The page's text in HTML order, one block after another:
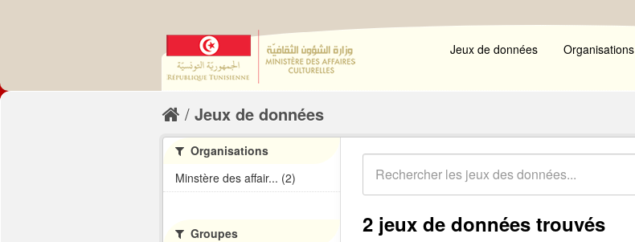
Jeux de données Organisations
Jeux de données
2 jeux de données trouvés
Organisations
Minstère des affair... (2)
Groupes